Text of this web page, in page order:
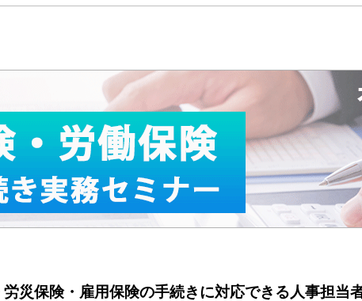
災保険・雇用保険の手続きに対応できる人事担当